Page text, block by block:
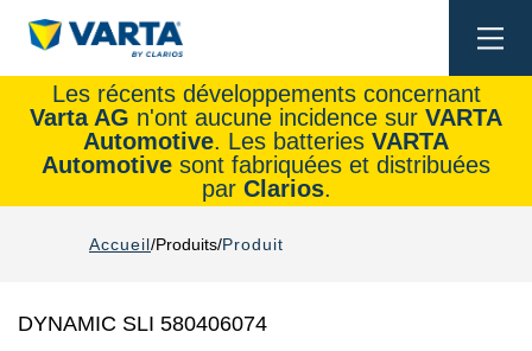
Les récents développements concernant
Varta AG n'ont aucune incidence sur VARTA
Automotive. Les batteries VARTA
Automotive sont fabriquées et distribuées
par Clarios.
Accueil Produits Produit
DYNAMIC SLI 580406074